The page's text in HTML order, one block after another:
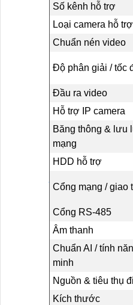
LẮP ĐẶT CAMERA
Camera
Camera KBVISION
Camera
Camera
Camera Quan
Camera Hikvision
Đầu Ghi Camera
Lắp Camera Trọn
Camera HIKVISION
Camera Wifi
Camera Wifi
Camera Wifi
Camera IP
Camera
Số kênh hỗ trợ
Loại camera hỗ trợ
Chuẩn nén video
Độ phân giải / tốc
Đầu ra video
Hỗ trợ IP camera
Băng thông & lưu
mạng
HDD hỗ trợ
Cổng mạng / giao
Cổng RS‑485
Âm thanh
Chuẩn AI / tính
minh
Nguồn & tiêu thụ
Kích thước